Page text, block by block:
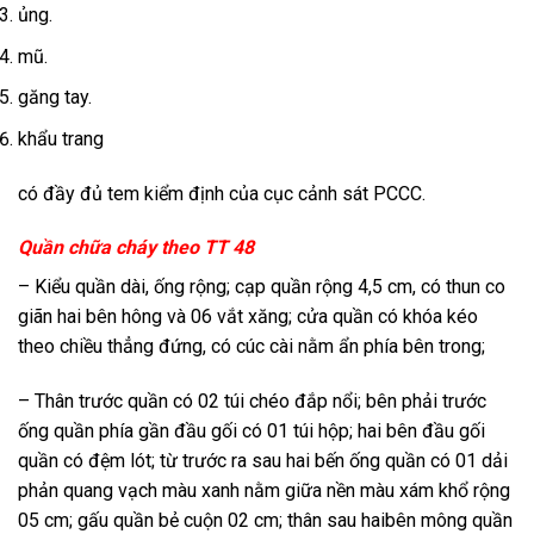
ủng.
mũ.
găng tay.
khẩu trang
có đầy đủ tem kiểm định của cục cảnh sát PCCC.
Quần chữa cháy theo TT 48
– Kiểu quần dài, ống rộng; cạp quần rộng 4,5 cm, có thun co
giãn hai bên hông và 06 vắt xăng; cửa quần có khóa kéo
theo chiều thẳng đứng, có cúc cài nằm ẩn phía bên trong;
– Thân trước quần có 02 túi chéo đắp nổi; bên phải trước
ống quần phía gần đầu gối có 01 túi hộp; hai bên đầu gối
quần có đệm lót; từ trước ra sau hai bến ống quần có 01 dải
phản quang vạch màu xanh nằm giữa nền màu xám khổ rộng
05 cm; gấu quần bẻ cuộn 02 cm; thân sau haibên mông quần